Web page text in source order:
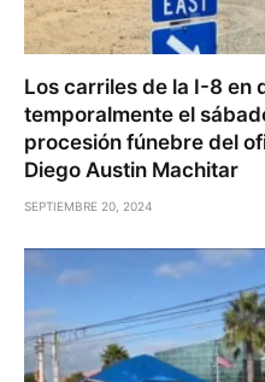
Los carriles de la I-8 en
temporalmente el
procesión fúnebre del
Diego Austin Machitar
SEPTIEMBRE 20, 2024